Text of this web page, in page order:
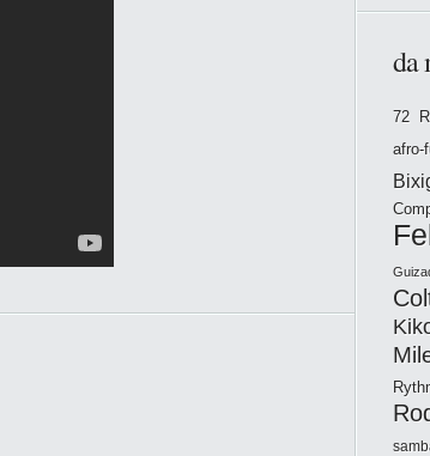
da
72
afro-